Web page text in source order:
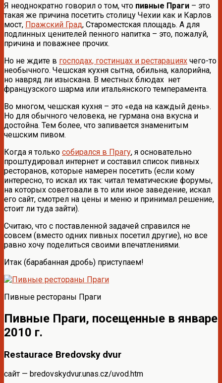
Я неоднократно говорил о том, что пивные Праги – это
такая же причина посетить столицу Чехии как и Карлов
мост, Пражский Град, Староместская площадь. А для
подлинных ценителей пенного напитка – это, пожалуй,
причина и поважнее прочих.
Но не ждите в господах, гостинцах и рестарациях чего-то
необычного. Чешская кухня сытна, обильна, калорийна,
но навряд ли изыскана. В местных блюдах нет
французского шарма или итальянского темперамента.
Во многом, чешская кухня – это «еда на каждый день».
Но для обычного человека, не гурмана она вкусна и
достойна. Тем более, что запивается знаменитым
чешским пивом.
Когда я только собирался в Прагу, я основательно
проштудировал интернет и составил список пивных
ресторанов, которые намерен посетить (если кому
интересно, то искал их так: читал тематические форумы,
на которых советовали в то или иное заведение, искал
его сайт, смотрел на цены и меню и принимал решение,
стоит ли туда зайти).
Считаю, что с поставленной задачей справился не
совсем (вместо одних пивных посетил другие), но все
равно хочу поделиться своими впечатлениями.
Итак (барабанная дробь) приступаем!
Пивные рестораны Праги
Пивные Праги, посещенные в январе
2010 г.
Restaurace Bredovsky dvur
сайт — bredovskydvur.unas.cz/uvod.htm